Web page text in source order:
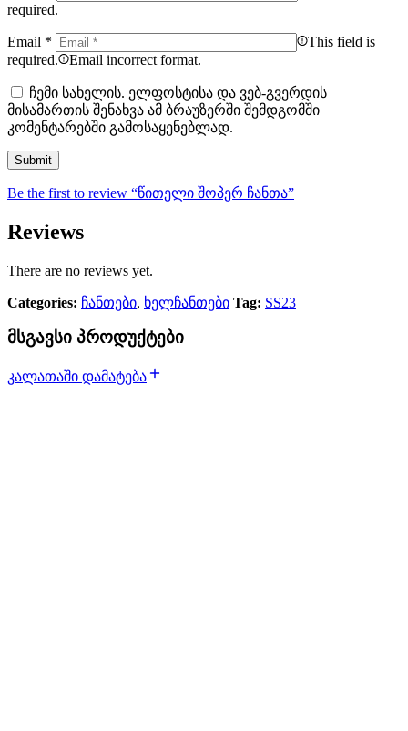
required.
Email *
This field is
required.
Email incorrect format.
ჩემი სახელის. ელფოსტისა და ვებ-გვერდის
მისამართის შენახვა ამ ბრაუზერში შემდგომში
კომენტარებში გამოსაყენებლად.
Be the first to review “წითელი შოპერ ჩანთა”
Reviews
There are no reviews yet.
Categories: ჩანთები, ხელჩანთები Tag: SS23
მსგავსი პროდუქტები
კალათაში დამატება